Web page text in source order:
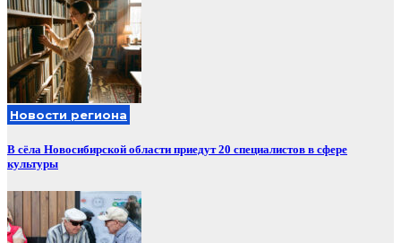
Новости региона
В сёла Новосибирской области приедут 20 специалистов в сфере
культуры